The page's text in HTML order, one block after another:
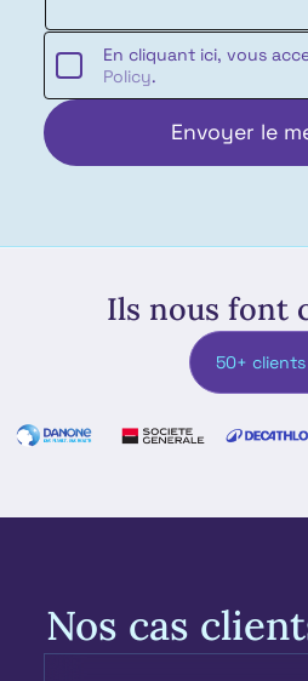
En cliquant ici, vous
Policy.
Ils nous font
50+ clients
Nos cas